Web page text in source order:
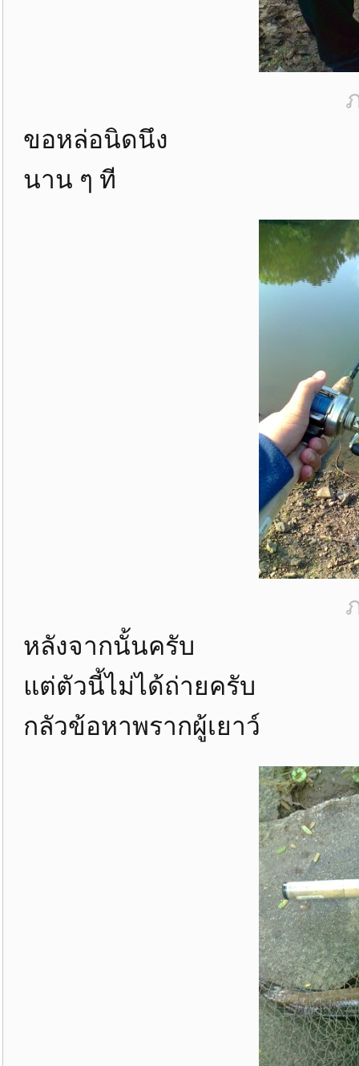
ขอหล่อนิดนึง
นาน ๆ ที
หลังจากนั้นครับ
แต่ตัวนี้ไม่ได้ถ่ายครับ
กลัวข้อหาพรากผู้เยาว์